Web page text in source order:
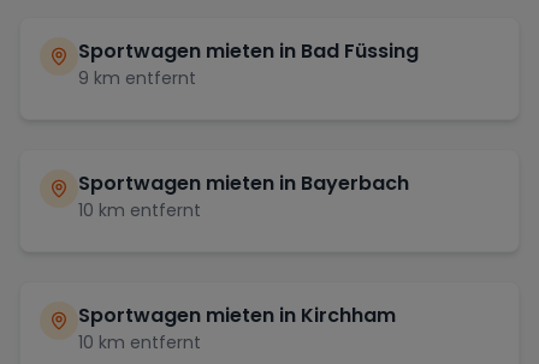
Sportwagen mieten in Bad Füssing
9 km entfernt
Sportwagen mieten in Bayerbach
10 km entfernt
Sportwagen mieten in Kirchham
10 km entfernt